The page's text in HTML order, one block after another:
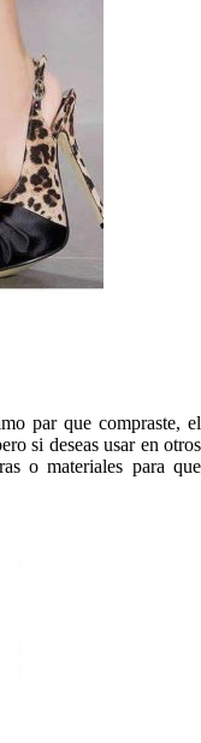
par que compraste, el
si deseas usar en otros
o materiales para que